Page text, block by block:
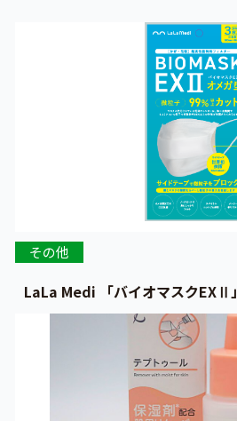
その他
LaLa Medi 「バイオマスクEXⅡ」